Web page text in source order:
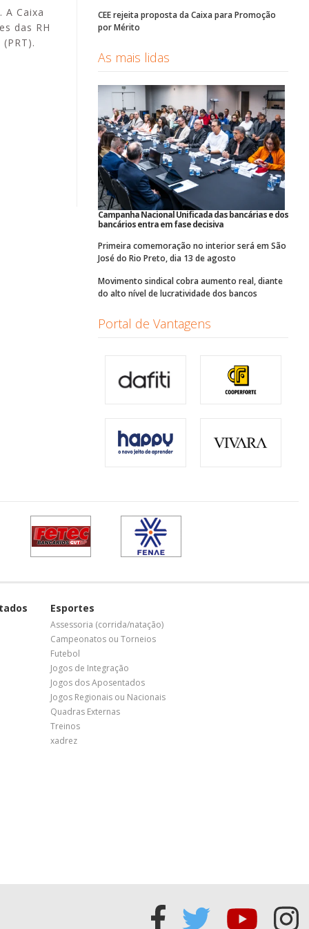
Caixa
das RH
CEE rejeita proposta da Caixa para Promoção
por Mérito
As mais lidas
Campanha Nacional Unificada das bancárias e dos
bancários entra em fase decisiva
Primeira comemoração no interior será em São
José do Rio Preto, dia 13 de agosto
Movimento sindical cobra aumento real, diante
do alto nível de lucratividade dos bancos
Portal de Vantagens
Esportes
Assessoria (corrida/natação)
Campeonatos ou Torneios
Futebol
Jogos de Integração
Jogos dos Aposentados
Jogos Regionais ou Nacionais
Quadras Externas
Treinos
xadrez
Acessar
Acessar